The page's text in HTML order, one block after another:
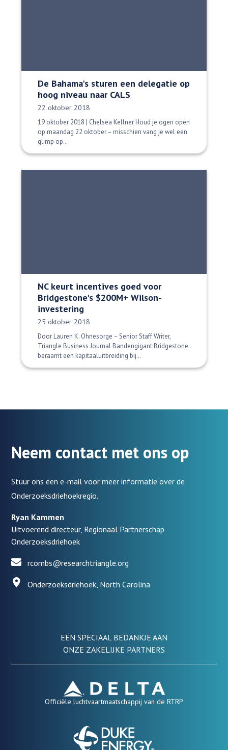
De Bahama's sturen een delegatie op
hoog niveau naar CALS
Datum gepubliceerd:
22 oktober 2018
19 oktober 2018 | Chelsea Kellner Houd je ogen open
op maandag 22 oktober – misschien vang je wel een
glimp op…
NC keurt incentives goed voor
Bridgestone's $200M+ Wilson-
investering
Datum gepubliceerd:
25 oktober 2018
Door Lauren K. Ohnesorge – Senior Staff Writer,
Triangle Business Journal Bandengigant Bridgestone
beraamt een kapitaaluitbreiding bij…
Neem contact met ons op
Stuur ons een e-mail voor meer informatie over de
Onderzoeksdriehoekregio.
Ryan Kammen
Uitvoerend directeur, Regionaal Partnerschap
Onderzoeksdriehoek
rcombs@researchtriangle.org
Onderzoeksdriehoek, North Carolina
EEN SPECIAAL BEDANKJE AAN
ONZE ZAKELIJKE PARTNERS
Officiële luchtvaartmaatschappij van de RTRP